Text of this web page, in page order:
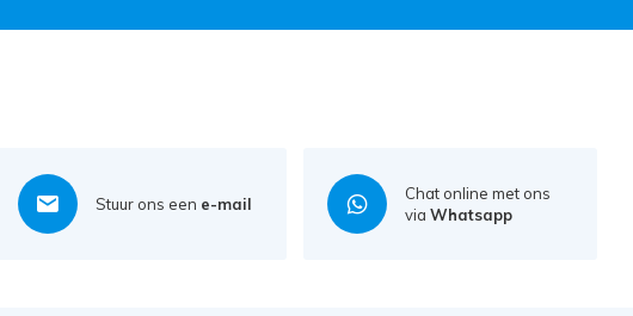
Stuur ons een e-mail
Chat online met ons
viaWhatsapp